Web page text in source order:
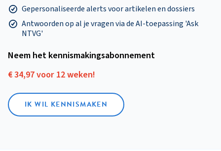
Gepersonaliseerde alerts voor artikelen en dossiers
Antwoorden op al je vragen via de AI-toepassing 'Ask
NTVG'
Neem het kennismakings­abonnement
€ 34,97 voor 12 weken!
IK WIL KENNISMAKEN